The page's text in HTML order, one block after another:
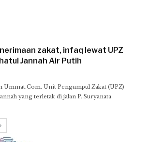
zakat, infaq lewat UPZ
Jannah Air Putih
Ummat.Com. Unit Pengumpul Zakat (UPZ)
yang terletak di jalan P. Suryanata